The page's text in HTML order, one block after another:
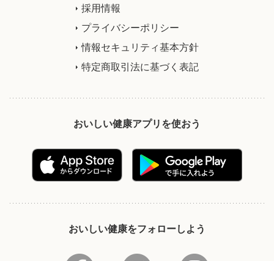
採用情報
プライバシーポリシー
情報セキュリティ基本方針
特定商取引法に基づく表記
おいしい健康アプリを使おう
おいしい健康をフォローしよう